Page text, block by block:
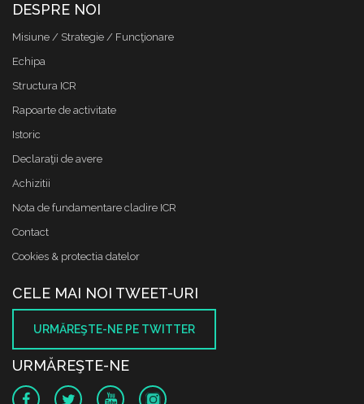
DESPRE NOI
Misiune / Strategie / Funcţionare
Echipa
Structura ICR
Rapoarte de activitate
Istoric
Declaraţii de avere
Achizitii
Nota de fundamentare cladire ICR
Contact
Cookies & protectia datelor
CELE MAI NOI TWEET-URI
URMĂREŞTE-NE PE TWITTER
URMĂREŞTE-NE